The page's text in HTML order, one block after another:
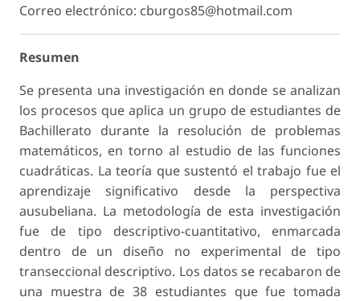
Correo electrónico: cburgos85@hotmail.com
Resumen
Se presenta una investigación en donde se analizan
los procesos que aplica un grupo de estudiantes de
Bachillerato durante la resolución de problemas
matemáticos, en torno al estudio de las funciones
cuadráticas. La teoría que sustentó el trabajo fue el
aprendizaje significativo desde la perspectiva
ausubeliana. La metodología de esta investigación
fue de tipo descriptivo-cuantitativo, enmarcada
dentro de un diseño no experimental de tipo
transeccional descriptivo. Los datos se recabaron de
una muestra de 38 estudiantes que fue tomada